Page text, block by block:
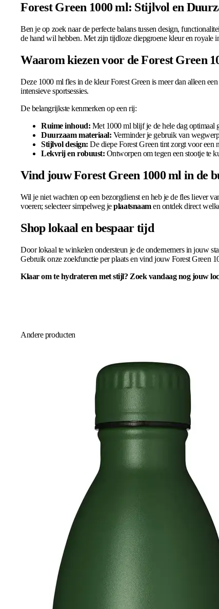
Forest Green 1000 ml: Stijlvol en
Ben je op zoek naar de perfecte balans tussen design,
de hand wil hebben. Met zijn tijdloze diepgroene kleur en royale
Waarom kiezen voor de Forest Green
Deze 1000 ml fles in de kleur Forest Green is meer dan alleen
intensieve sportsessies.
De belangrijkste kenmerken op een rij:
Ruime inhoud: Met 1000 ml blijf je de hele dag optimaal
Duurzaam materiaal: Verminder je gebruik van
Stijlvol design: De diepe Forest Green tint zorgt voor
Lekvrij en robuust: Ontworpen om tegen een stootje te
Vind jouw Forest Green 1000 ml in de
Wil je niet wachten op een bezorgdienst en heb je de fles liever
voeren; selecteer simpelweg jeplaatsnaamen ontdek direct
Shop lokaal en bespaar tijd
Door lokaal te winkelen ondersteun je de ondernemers in jouw
Gebruik onze zoekfunctie per plaats en vind jouw Forest Green
Klaar om te hydrateren met stijl? Zoek vandaag nog jouw
Andere producten